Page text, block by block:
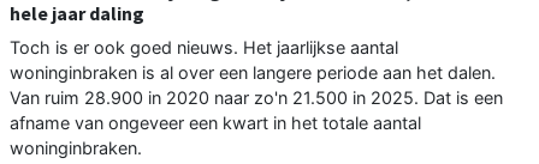
hele jaar daling
Toch is er ook goed nieuws. Het jaarlijkse aantal
woninginbraken is al over een langere periode aan het dalen.
Van ruim 28.900 in 2020 naar zo'n 21.500 in 2025. Dat is een
afname van ongeveer een kwart in het totale aantal
woninginbraken.